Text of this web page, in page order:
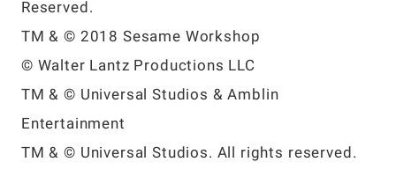
Reserved.
TM & © 2018 Sesame Workshop
© Walter Lantz Productions LLC
TM & © Universal Studios & Amblin
Entertainment
TM & © Universal Studios. All rights reserved.